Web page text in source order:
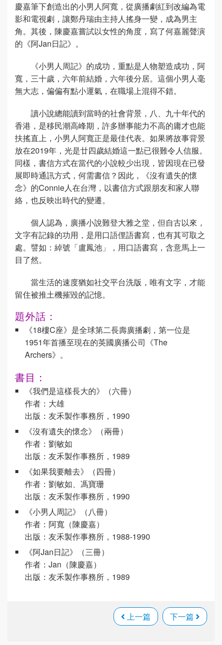
慶嘉筆下創造出的小男人阿寬，從廣播劇紅到改編為電
影和電視劇，讓鄭丹瑞由主持人搖身一變，成為男主
角。其後，陳慶嘉嘗試以女性的角度，寫了何嘉麗聲演
的《阿Jan日記》。
《小男人周記》的成功，重點是人物塑造成功，阿
寬，三十歲，六年前結婚，六年後分居。這個小男人毫
無大志，偏偏有點小運氣，在職場上混得不錯。
讀小說總能讀到當時的社會背景，八、九十年代的
香港，是移民潮高峰期，許多辦事能力不高的庸才也能
扶搖直上，小男人阿寬正是最佳代表。如果將故事背景
放在2019年，光是廿四歲結婚這一點已很難令人信服。
同樣，書信方式在當代的小說較少出現，皆因現在已發
展即時通訊方式，何需書信？因此，《沒有遺失的懷
念》的Connie人在台灣，以書信方式跟朋友和家人聯
絡，也反映出時代的變遷。
個人認為，廣播小說難登大雅之堂，但自古以來，
文字有記錄的功用，是用口語俚語書寫，也有其可取之
處。譬如：綽號「盧鳳池」，用口語書寫，含意馬上一
目了然。
當生活的速度猶如社交平台洗版，唯有文字，才能
留住被推土機摧毀的記憶。
題外話：
《18樓C座》是全球第二長壽廣播劇，第一位是
1951年首播至現在的英國廣播公司《The
Archers》。
書目：
《我們是這樣長大的》（六冊）
作者：大雄
出版：友禾製作事務所，1990
《沒有遺失的懷念》（兩冊）
作者：劉敏如
出版：友禾製作事務所，1989
《如果我要離去》（四冊）
作者：劉敏如、馮寶珊
出版：友禾製作事務所，1990
《小男人周記》（八冊）
作者：阿寬（陳慶嘉）
出版：友禾製作事務所，1988-1990
《阿Jan日記》（三冊）
作者：Jan（陳慶嘉）
出版：友禾製作事務所，1989
上一篇 下一篇